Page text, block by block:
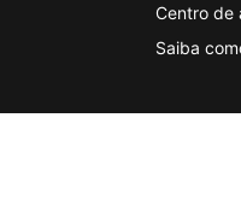
Centro de
Saiba